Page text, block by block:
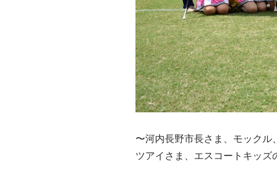
〜河内長野市長さま、モック
ツアイさま、エスコートキッズ